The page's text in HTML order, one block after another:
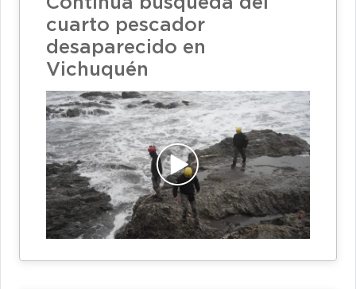
cuarto pescador
desaparecido en
Vichuquén